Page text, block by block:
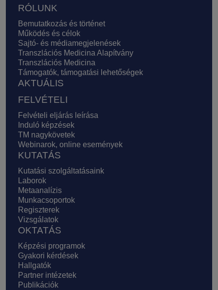
Lábléc
RÓLUNK
Bemutatkozás és történet
Működés és célok
Sajtó- és médiamegjelenések
Transzlációs Medicina Alapítvány
Transzlációs Medicina
Támogatók, támogatási lehetőségek
AKTUÁLIS
FELVÉTELI
Felvételi eljárás leírása
Induló képzések
TM nagykövetek
Webinarok, online események
KUTATÁS
Kutatási szolgáltatásaink
Laborok
Metaanalízis
Munkacsoportok
Regiszterek
Vizsgálatok
OKTATÁS
Képzési programok
Gyakori kérdések
Hallgatók
Partner intézetek
Publikációk